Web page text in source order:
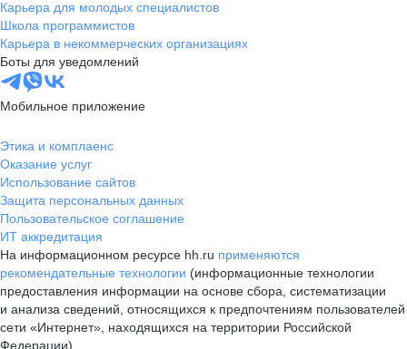
Карьера для молодых специалистов
Школа программистов
Карьера в некоммерческих организациях
Боты для уведомлений
Мобильное приложение
Этика и комплаенс
Оказание услуг
Использование сайтов
Защита персональных данных
Пользовательское соглашение
ИТ аккредитация
На информационном ресурсе hh.ru применяются
рекомендательные технологии (информационные технологии
предоставления информации на основе сбора, систематизации
и анализа сведений, относящихся к предпочтениям пользователей
сети «Интернет», находящихся на территории Российской
Федерации)